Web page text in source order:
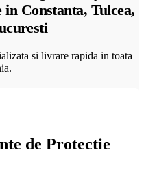
Constanta, Tulcea,
si livrare rapida in toata
de Protectie